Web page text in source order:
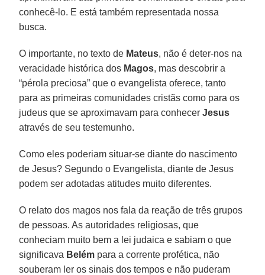
conhecê-lo. E está também representada nossa
busca.
O importante, no texto de Mateus, não é deter-nos na
veracidade histórica dos Magos, mas descobrir a
“pérola preciosa” que o evangelista oferece, tanto
para as primeiras comunidades cristãs como para os
judeus que se aproximavam para conhecerJesus
através de seu testemunho.
Como eles poderiam situar-se diante do nascimento
de Jesus? Segundo o Evangelista, diante de Jesus
podem ser adotadas atitudes muito diferentes.
O relato dos magos nos fala da reação de três grupos
de pessoas. As autoridades religiosas, que
conheciam muito bem a lei judaica e sabiam o que
significava Belém para a corrente profética, não
souberam ler os sinais dos tempos e não puderam